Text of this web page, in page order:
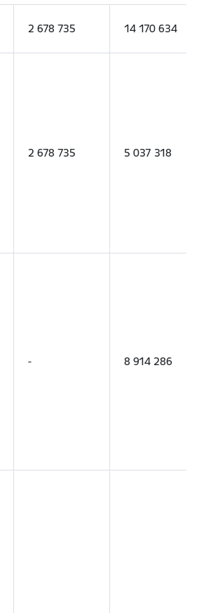
2 678 735 14 170 634
2 678 735 5 037 318
- 8 914 286